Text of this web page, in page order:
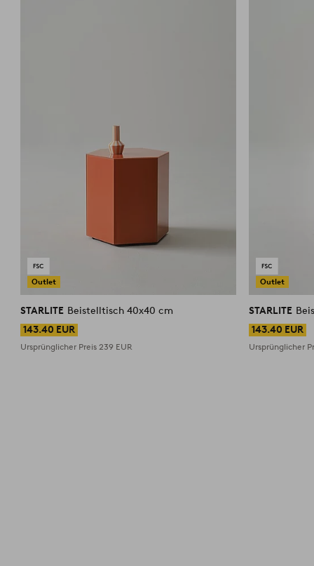
Outlet
STARLITE Beistelltisch 40x40 cm
143.40 EUR
Ursprünglicher Preis 239 EUR
Outlet
STARLITE
143.40 EUR
Ursprünglicher